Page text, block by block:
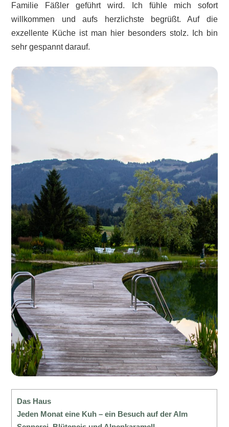
Familie Fäßler geführt wird. Ich fühle mich sofort
willkommen und aufs herzlichste begrüßt. Auf die
exzellente Küche ist man hier besonders stolz. Ich bin
sehr gespannt darauf.
Das Haus
Jeden Monat eine Kuh – ein Besuch auf der Alm